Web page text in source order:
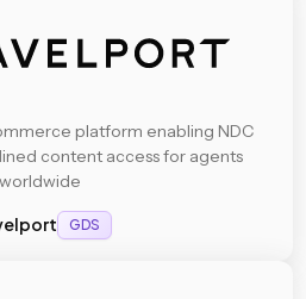
platform enabling NDC
content access for agents
worldwide
GDS